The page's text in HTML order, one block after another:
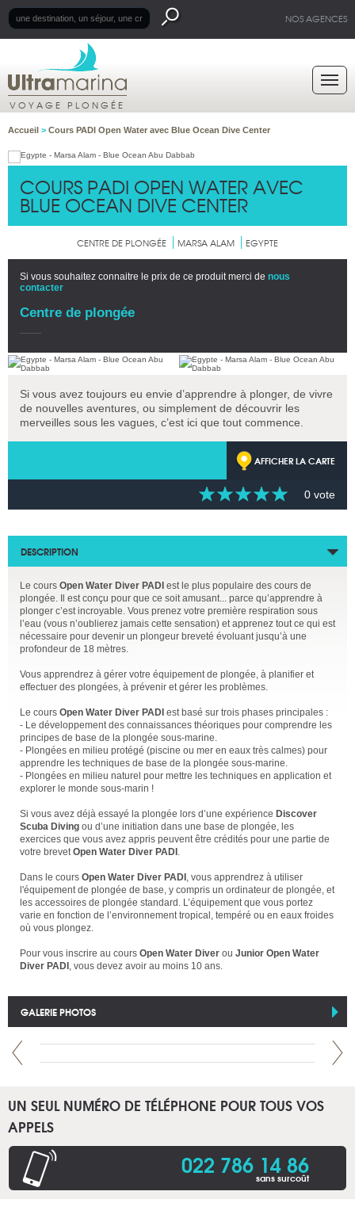
NOS AGENCES
VOYAGE PLONGÉE
Accueil > Cours PADI Open Water avec Blue Ocean Dive Center
COURS PADI OPEN WATER AVEC
BLUE OCEAN DIVE CENTER
CENTRE DE PLONGÉE MARSA ALAM EGYPTE
Si vous souhaitez connaitre le prix de ce produit merci de nous
contacter
Centre de plongée
Si vous avez toujours eu envie d’apprendre à plonger, de vivre
de nouvelles aventures, ou simplement de découvrir les
merveilles sous les vagues, c’est ici que tout commence.
AFFICHER LA CARTE
0 vote
DESCRIPTION
Le cours Open Water Diver PADI est le plus populaire des cours de
plongée. Il est conçu pour que ce soit amusant... parce qu’apprendre à
plonger c’est incroyable. Vous prenez votre première respiration sous
l’eau (vous n’oublierez jamais cette sensation) et apprenez tout ce qui est
nécessaire pour devenir un plongeur breveté évoluant jusqu’à une
profondeur de 18 mètres.
Vous apprendrez à gérer votre équipement de plongée, à planifier et
effectuer des plongées, à prévenir et gérer les problèmes.
Le cours Open Water Diver PADI est basé sur trois phases principales :
- Le développement des connaissances théoriques pour comprendre les
principes de base de la plongée sous-marine.
- Plongées en milieu protégé (piscine ou mer en eaux très calmes) pour
apprendre les techniques de base de la plongée sous-marine.
- Plongées en milieu naturel pour mettre les techniques en application et
explorer le monde sous-marin !
Si vous avez déjà essayé la plongée lors d’une expérience Discover
Scuba Diving ou d’une initiation dans une base de plongée, les
exercices que vous avez appris peuvent être crédités pour une partie de
votre brevetOpen Water Diver PADI .
Dans le cours Open Water Diver PADI , vous apprendrez à utiliser
l'équipement de plongée de base, y compris un ordinateur de plongée, et
les accessoires de plongée standard. L’équipement que vous portez
varie en fonction de l’environnement tropical, tempéré ou en eaux froides
où vous plongez.
Pour vous inscrire au cours Open Water Diver ou Junior Open Water
Diver PADI , vous devez avoir au moins 10 ans.
GALERIE PHOTOS
UN SEUL NUMÉRO DE TÉLÉPHONE POUR TOUS VOS
APPELS
022 786 14 86
sans surcoût